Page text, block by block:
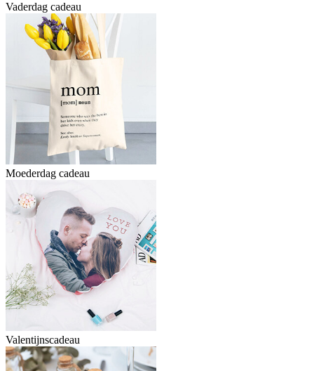
Vaderdag cadeau
Moederdag cadeau
Valentijnscadeau